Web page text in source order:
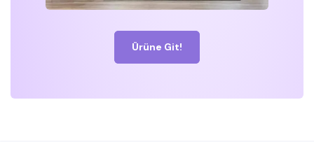
Ürüne Git!